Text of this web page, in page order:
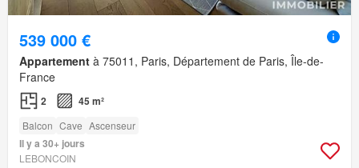
539 000 €
Appartement à 75011, Paris, Département de Paris, Île-de-
France
2 45 m²
Balcon Cave Ascenseur
Il y a 30+ jours
LEBONCOIN